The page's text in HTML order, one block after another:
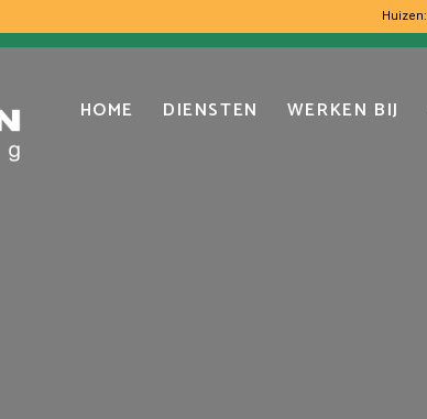
Huizen:
HOME DIENSTEN WERKEN BIJ